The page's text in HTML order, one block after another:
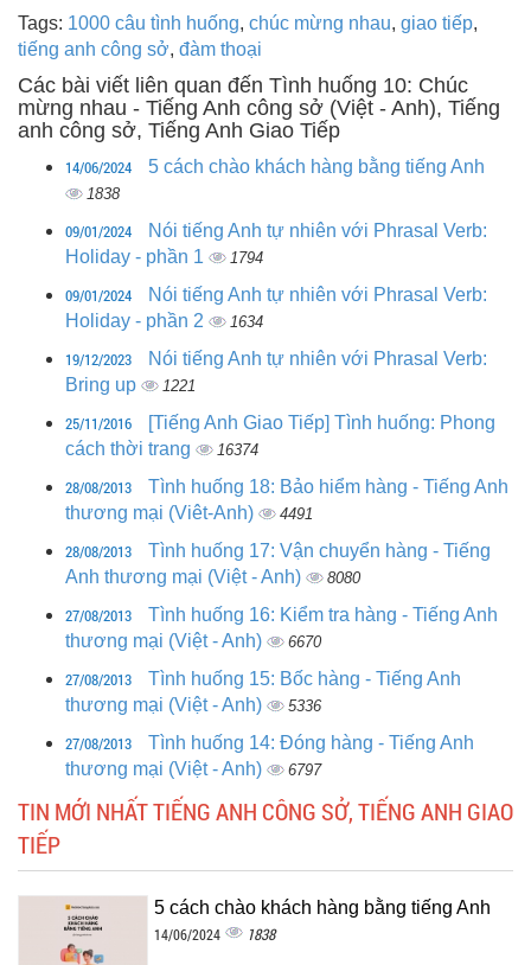
Tags: 1000 câu tình huống, chúc mừng nhau, giao tiếp,
tiếng anh công sở, đàm thoại
Các bài viết liên quan đến Tình huống 10: Chúc
mừng nhau - Tiếng Anh công sở (Việt - Anh), Tiếng
anh công sở, Tiếng Anh Giao Tiếp
14/06/2024 5 cách chào khách hàng bằng tiếng Anh
1838
09/01/2024
Nói tiếng Anh tự nhiên với Phrasal Verb:
Holiday - phần 1
1794
09/01/2024
Nói tiếng Anh tự nhiên với Phrasal Verb:
Holiday - phần 2
1634
19/12/2023
Nói tiếng Anh tự nhiên với Phrasal Verb:
Bring up
1221
25/11/2016
[Tiếng Anh Giao Tiếp] Tình huống: Phong
cách thời trang
16374
28/08/2013
Tình huống 18: Bảo hiểm hàng - Tiếng Anh
thương mại (Viêt-Anh)
4491
28/08/2013
Tình huống 17: Vận chuyển hàng - Tiếng
Anh thương mại (Việt - Anh)
8080
27/08/2013
Tình huống 16: Kiểm tra hàng - Tiếng Anh
thương mại (Việt - Anh)
6670
27/08/2013
Tình huống 15: Bốc hàng - Tiếng Anh
thương mại (Việt - Anh)
5336
27/08/2013
Tình huống 14: Đóng hàng - Tiếng Anh
thương mại (Việt - Anh)
6797
TIN MỚI NHẤT TIẾNG ANH CÔNG SỞ, TIẾNG ANH GIAO
TIẾP
5 cách chào khách hàng bằng tiếng Anh
14/06/2024 1838